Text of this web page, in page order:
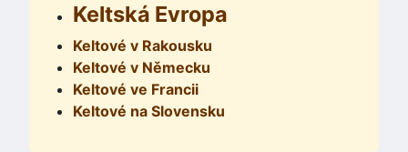
Keltská Evropa
Keltové v Rakousku
Keltové v Německu
Keltové ve Francii
Keltové na Slovensku